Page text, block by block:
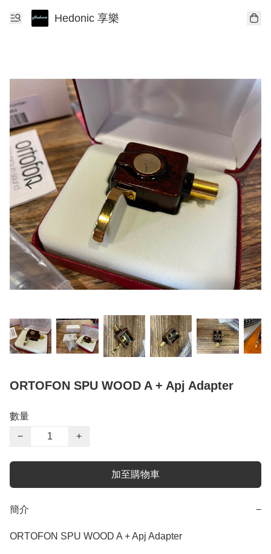
Hedonic 享樂
ORTOFON SPU WOOD A + Apj Adapter
數量
−
+
加至購物車
簡介 −
ORTOFON SPU WOOD A + Apj Adapter